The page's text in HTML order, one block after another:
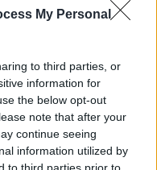
My Personal
to third parties, or
information for
the below opt-out
note that after your
continue seeing
information utilized by
to third parties prior to
de celule